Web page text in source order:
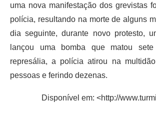
uma nova manifestação dos grevistas
polícia, resultando na morte de alguns
dia seguinte, durante novo protesto,
lançou uma bomba que matou
represália, a polícia atirou na
pessoas e ferindo dezenas.
Disponível em: <http://